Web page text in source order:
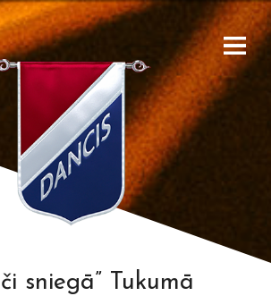
sniegā” Tukumā